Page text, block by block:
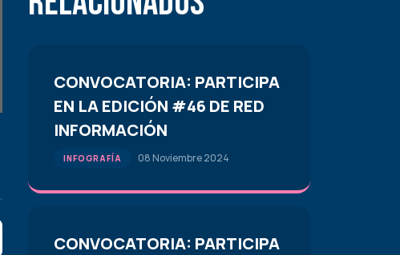
CONVOCATORIA: PARTICIPA
EN LA EDICIÓN #46 DE RED
INFORMACIÓN
INFOGRAFÍA 08 Noviembre 2024
CONVOCATORIA: PARTICIPA